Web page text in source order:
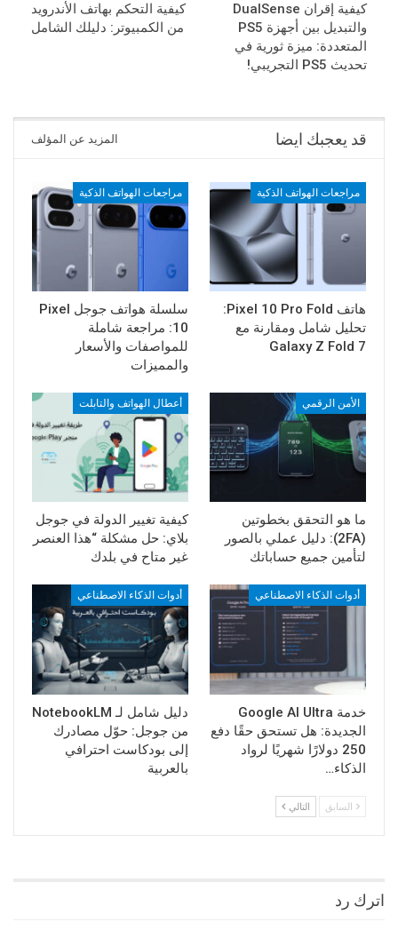
كيفية إقران DualSense
والتبديل بين أجهزة PS5
المتعددة: ميزة ثورية في
تحديث PS5 التجريبي!
كيفية التحكم بهاتف الأندرويد
من الكمبيوتر: دليلك الشامل
قد يعجبك ايضا المزيد عن المؤلف
مراجعات الهواتف الذكية
هاتف Pixel 10 Pro Fold:
تحليل شامل ومقارنة مع
Galaxy Z Fold 7
مراجعات الهواتف الذكية
سلسلة هواتف جوجل Pixel
10: مراجعة شاملة
للمواصفات والأسعار
والمميزات
الأمن الرقمي
ما هو التحقق بخطوتين
(2FA): دليل عملي بالصور
لتأمين جميع حساباتك
أعطال الهواتف والتابلت
كيفية تغيير الدولة في جوجل
بلاي: حل مشكلة “هذا العنصر
غير متاح في بلدك
أدوات الذكاء الاصطناعي
خدمة Google AI Ultra
الجديدة: هل تستحق حقًا دفع
250 دولارًا شهريًا لرواد
الذكاء…
أدوات الذكاء الاصطناعي
دليل شامل لـ NotebookLM
من جوجل: حوّل مصادرك
إلى بودكاست احترافي
بالعربية
السابق التالي
اترك رد